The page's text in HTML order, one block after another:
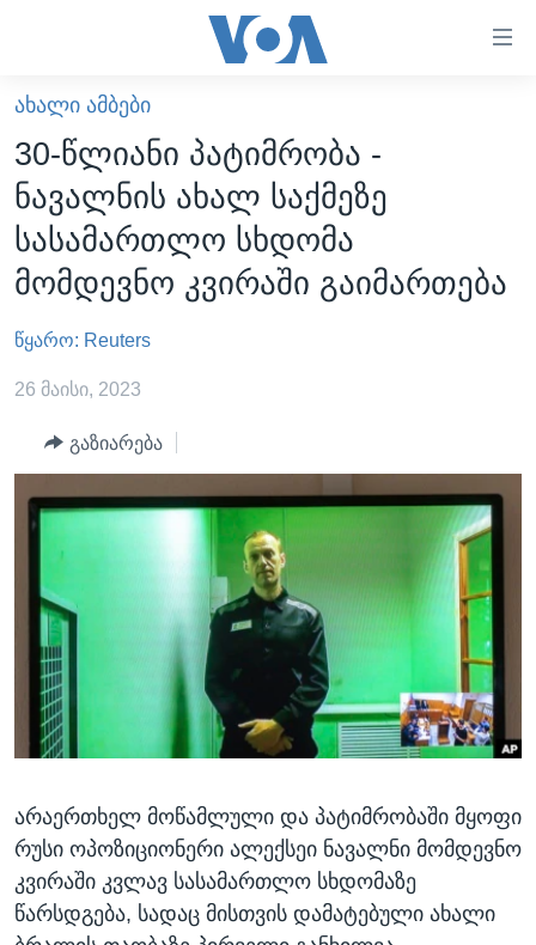
ხელმისაწვდომობისთვის
გადადით
მთავარზე
გადადით
მთავარ
ნავიგაციაზე
გადადით
ძიებაზე
ᲐᲮᲐᲚᲘ ᲐᲛᲑᲔᲑᲘ
ᲡᲐᲥᲐᲠᲗᲕᲔᲚᲝ
ᲐᲨᲨ
ᲐᲨᲨ-ᲘᲡ ᲐᲠᲩᲔᲕᲜᲔᲑᲘ 2024
ᲛᲡᲝᲤᲚᲘᲝ
ᲕᲘᲓᲔᲝᲔᲑᲘ
ᲒᲐᲓᲐᲪᲔᲛᲔᲑᲘ
ᲕᲐᲨᲘᲜᲒᲢᲝᲜᲘ ᲓᲦᲔᲡ
ᲮᲔᲓᲕᲐ ᲕᲐᲨᲘᲜᲒᲢᲝᲜᲘᲓᲐᲜ
ᲡᲢᲣᲓᲘᲐ ᲕᲐᲨᲘᲜᲒᲢᲝᲜᲘ
ᲡᲮᲕᲐ ᲡᲘᲐᲮᲚᲔᲔᲑᲘ
ᲞᲝᲚᲘᲢᲘᲙᲐ
ᲔᲙᲝᲜᲝᲛᲘᲙᲐ
ᲯᲐᲜᲛᲠᲗᲔᲚᲝᲑᲐ
ᲛᲔᲪᲜᲘᲔᲠᲔᲑᲐ
ᲘᲜᲢᲔᲠᲕᲘᲣ
ᲙᲣᲚᲢᲣᲠᲐ
ᲓᲔᲖᲘᲜᲤᲝᲠᲛᲐᲪᲘᲐ
ᲠᲣᲡᲔᲗᲘᲡ ᲨᲔᲭᲠᲐ ᲣᲙᲠᲐᲘᲜᲐᲨᲘ
ᲗᲕᲐᲚᲘ ᲒᲕᲐᲓᲔᲕᲜᲔᲗ
ენები
ᲐᲮᲐᲚᲘ ᲐᲛᲑᲔᲑᲘ
30-წლიანი პატიმრობა -
ნავალნის ახალ საქმეზე
სასამართლო სხდომა
მომდევნო კვირაში გაიმართება
წყარო: Reuters
26 მაისი, 2023
გაზიარება
არაერთხელ მოწამლული და პატიმრობაში მყოფი
რუსი ოპოზიციონერი ალექსეი ნავალნი მომდევნო
კვირაში კვლავ სასამართლო სხდომაზე
წარსდგება, სადაც მისთვის დამატებული ახალი